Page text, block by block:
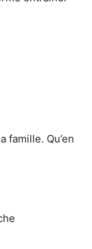
famille. Qu’en